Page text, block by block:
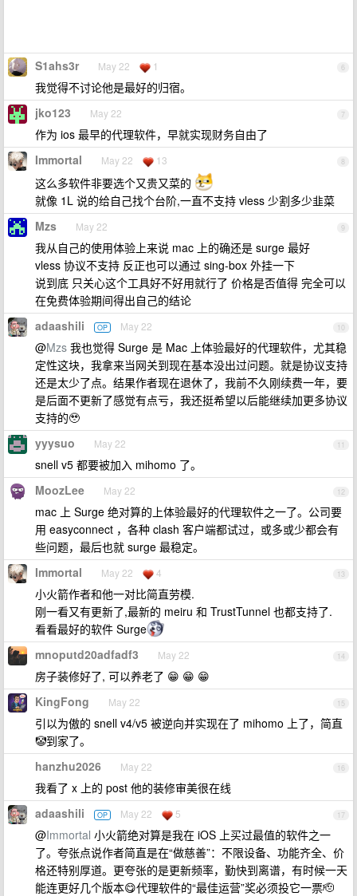
6
S1ahs3r May 22 1
我觉得不讨论他是最好的归宿。
7
jko123 May 22
作为 ios 最早的代理软件，早就实现财务自由了
8
Immortal May 22 13
这么多软件非要选个又贵又菜的
就像 1L 说的给自己找个台阶,一直不支持 vless 少割多少韭菜
9
Mzs May 22
我从自己的使用体验上来说 mac 上的确还是 surge 最好
vless 协议不支持 反正也可以通过 sing-box 外挂一下
说到底 只关心这个工具好不好用就行了 价格是否值得 完全可以
在免费体验期间得出自己的结论
10
adaashili OP May 22
@Mzs 我也觉得 Surge 是 Mac 上体验最好的代理软件，尤其稳
定性这块，我拿来当网关到现在基本没出过问题。就是协议支持
还是太少了点。结果作者现在退休了，我前不久刚续费一年，要
是后面不更新了感觉有点亏，我还挺希望以后能继续加更多协议
支持的🥹
11
yyysuo May 22
snell v5 都要被加入 mihomo 了。
12
MoozLee May 22
mac 上 Surge 绝对算的上体验最好的代理软件之一了。公司要
用 easyconnect ，各种 clash 客户端都试过，或多或少都会有
些问题，最后也就 surge 最稳定。
13
Immortal May 22 4
小火箭作者和他一对比简直劳模.
刚一看又有更新了,最新的 meiru 和 TrustTunnel 也都支持了.
看看最好的软件 Surge
14
mnoputd20adfadf3 May 22
房子装修好了, 可以养老了 😁 😁 😁
15
KingFong May 22
引以为傲的 snell v4/v5 被逆向并实现在了 mihomo 上了，简直
🤡到家了。
16
hanzhu2026 May 22
我看了 x 上的 post 他的装修审美很在线
17
adaashili OP May 22 5
@Immortal 小火箭绝对算是我在 iOS 上买过最值的软件之一
了。夸张点说作者简直是在“做慈善”：不限设备、功能齐全、价
格还特别厚道。更夸张的是更新频率，勤快到离谱，有时候一天
能连更好几个版本😋代理软件的“最佳运营”奖必须投它一票🫡